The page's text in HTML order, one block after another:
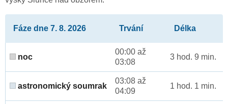
Fáze dne 7. 8. 2026 Trvání Délka
noc
00:00 až
03:08
3 hod. 9 min.
astronomický soumrak
03:08 až
04:09
1 hod. 1 min.